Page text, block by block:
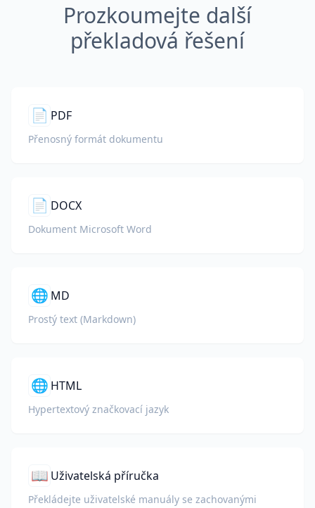
Prozkoumejte další
překladová řešení
📄 PDF
Přenosný formát dokumentu
📄 DOCX
Dokument Microsoft Word
🌐 MD
Prostý text (Markdown)
🌐 HTML
Hypertextový značkovací jazyk
📖 Uživatelská příručka
Překládejte uživatelské manuály se zachovanými